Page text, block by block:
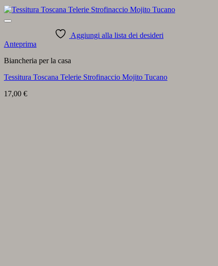
Aggiungi alla lista dei desideri
Anteprima
Biancheria per la casa
Tessitura Toscana Telerie Strofinaccio Mojito Tucano
17,00 €